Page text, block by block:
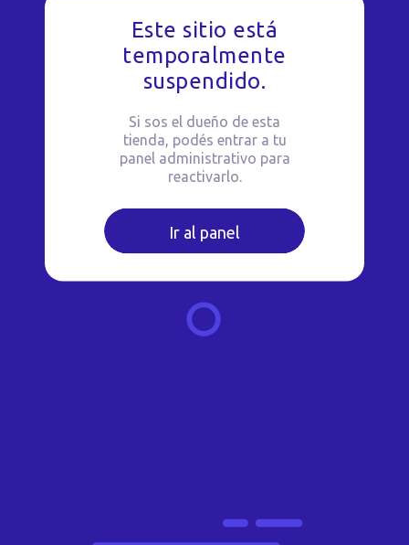
Este sitio está
temporalmente
suspendido.
Si sos el dueño de esta
tienda, podés entrar a tu
panel administrativo para
reactivarlo.
Ir al panel